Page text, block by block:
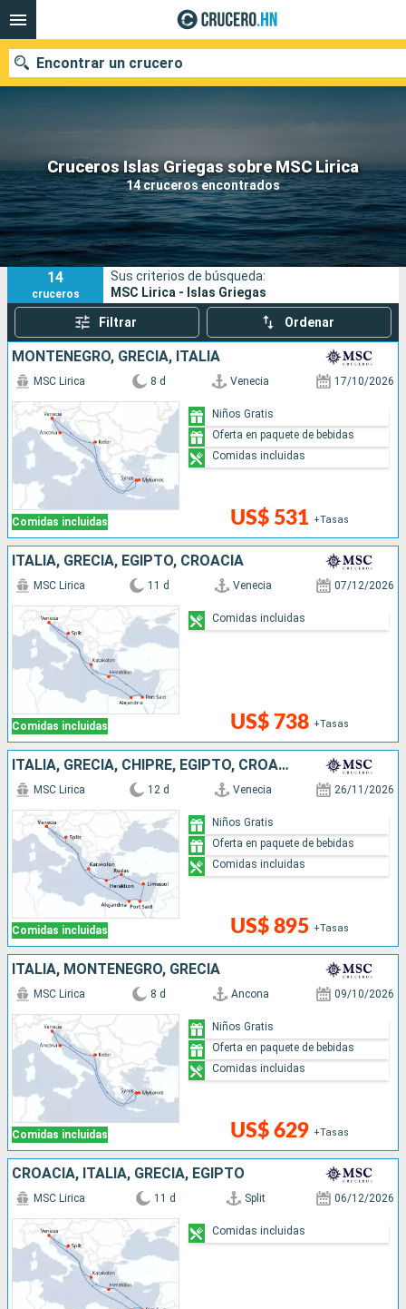
Cruceros Islas Griegas sobre MSC Lirica
14 cruceros encontrados
Encontrar un crucero
Nuestros destinos
Fecha de salida
Puertos Compañías
Buscar
14
cruceros
Sus criterios de búsqueda:
MSC Lirica - Islas Griegas
Filtrar Ordenar
MONTENEGRO, GRECIA, ITALIA
Comidas incluidas
MSC Lirica 8 d Venecia 17/10/2026
US$ 531 +Tasas
Niños Gratis
Oferta en paquete de bebidas
Comidas incluidas
ITALIA, GRECIA, EGIPTO, CROACIA
Comidas incluidas
MSC Lirica 11 d Venecia 07/12/2026
US$ 738 +Tasas
Comidas incluidas
ITALIA, GRECIA, CHIPRE, EGIPTO, CROACIA
Comidas incluidas
MSC Lirica 12 d Venecia 26/11/2026
US$ 895 +Tasas
Niños Gratis
Oferta en paquete de bebidas
Comidas incluidas
ITALIA, MONTENEGRO, GRECIA
Comidas incluidas
MSC Lirica 8 d Ancona 09/10/2026
US$ 629 +Tasas
Niños Gratis
Oferta en paquete de bebidas
Comidas incluidas
CROACIA, ITALIA, GRECIA, EGIPTO
MSC Lirica 11 d Split 06/12/2026
Comidas incluidas